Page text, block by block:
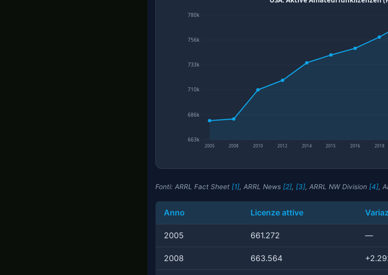
780k
756k
733k
710k
686k
663k
2005 2008 2010 2012 2014 2015 2016 2018
Fonti: ARRL Fact Sheet [1], ARRL News [2], [3], ARRL NW Division [4],
Anno Licenze attive
2005 661.272 —
2008 663.564